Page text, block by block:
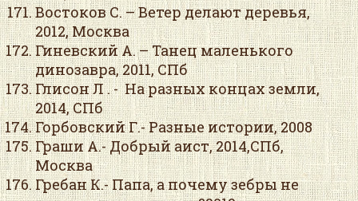
Востоков С. – Ветер делают деревья,
2012, Москва
Гиневский А. – Танец маленького
динозавра, 2011, СПб
Глисон Л . - На разных концах земли,
2014, СПб
Горбовский Г.- Разные истории, 2008
Граши А.- Добрый аист, 2014,СПб,
Москва
Гребан К.- Папа, а почему зебры не